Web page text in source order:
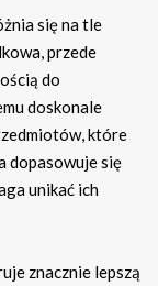
się na tle
przede
do
doskonale
które
dopasowuje się
unikać ich
znacznie lepszą